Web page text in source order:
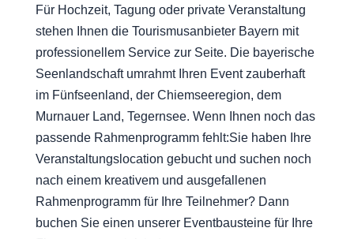
Für Hochzeit, Tagung oder private Veranstaltung
stehen Ihnen die Tourismusanbieter Bayern mit
professionellem Service zur Seite. Die bayerische
Seenlandschaft umrahmt Ihren Event zauberhaft
im Fünfseenland, der Chiemseeregion, dem
Murnauer Land, Tegernsee. Wenn Ihnen noch das
passende Rahmenprogramm fehlt:Sie haben Ihre
Veranstaltungslocation gebucht und suchen noch
nach einem kreativem und ausgefallenen
Rahmenprogramm für Ihre Teilnehmer? Dann
buchen Sie einen unserer Eventbausteine für Ihre